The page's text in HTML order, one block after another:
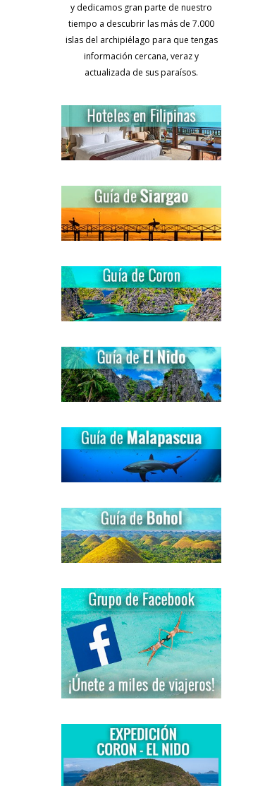
y dedicamos gran parte de nuestro
tiempo a descubrir las más de 7.000
islas del archipiélago para que tengas
información cercana, veraz y
actualizada de sus paraísos.